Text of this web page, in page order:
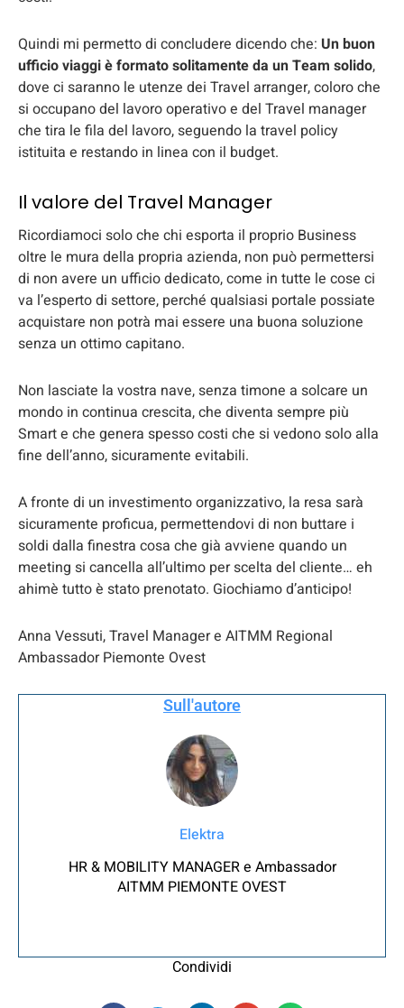
Quindi mi permetto di concludere dicendo che: Un buon
ufficio viaggi è formato solitamente da un Team solido,
dove ci saranno le utenze dei Travel arranger, coloro che
si occupano del lavoro operativo e del Travel manager
che tira le fila del lavoro, seguendo la travel policy
istituita e restando in linea con il budget.
Il valore del Travel Manager
Ricordiamoci solo che chi esporta il proprio Business
oltre le mura della propria azienda, non può permettersi
di non avere un ufficio dedicato, come in tutte le cose ci
va l’esperto di settore, perché qualsiasi portale possiate
acquistare non potrà mai essere una buona soluzione
senza un ottimo capitano.
Non lasciate la vostra nave, senza timone a solcare un
mondo in continua crescita, che diventa sempre più
Smart e che genera spesso costi che si vedono solo alla
fine dell’anno, sicuramente evitabili.
A fronte di un investimento organizzativo, la resa sarà
sicuramente proficua, permettendovi di non buttare i
soldi dalla finestra cosa che già avviene quando un
meeting si cancella all’ultimo per scelta del cliente… eh
ahimè tutto è stato prenotato. Giochiamo d’anticipo!
Anna Vessuti, Travel Manager e AITMM Regional
Ambassador Piemonte Ovest
Sull'autore
Elektra
HR & MOBILITY MANAGER e Ambassador
AITMM PIEMONTE OVEST
Condividi